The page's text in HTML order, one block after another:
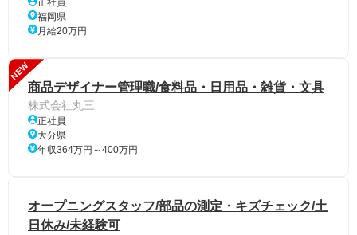
正社員
福岡県
月給20万円
NEW
商品デザイナー管理職/食料品・日用品・雑貨・文具
株式会社丸三
正社員
大分県
年収364万円～400万円
オープニングスタッフ/部品の測定・キズチェック/土
日休み/未経験可